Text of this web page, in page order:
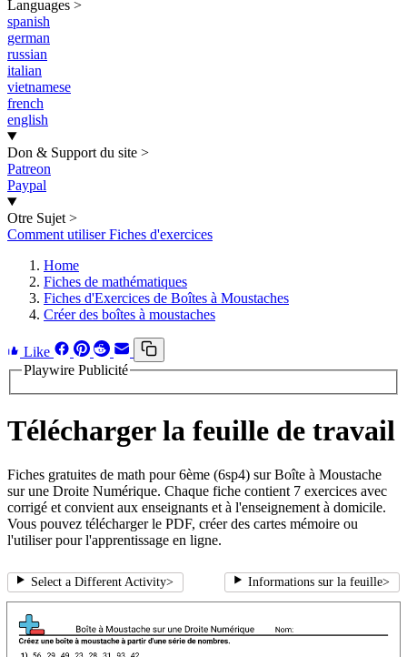
Languages >
spanish
german
russian
italian
vietnamese
french
english
Don & Support du site >
Patreon
Paypal
Otre Sujet >
Comment utiliser Fiches d'exercices
Home
Fiches de mathématiques
Fiches d'Exercices de Boîtes à Moustaches
Créer des boîtes à moustaches
Like
Playwire Publicité
Télécharger la feuille de travail
Fiches gratuites de math pour 6ème (6sp4) sur Boîte à Moustache
sur une Droite Numérique. Chaque fiche contient 7 exercices avec
corrigé et convient aux enseignants et à l'enseignement à domicile.
Vous pouvez télécharger le PDF, créer des cartes mémoire ou
l'utiliser pour l'apprentissage en ligne.
Select a Different Activity> Informations sur la feuille>